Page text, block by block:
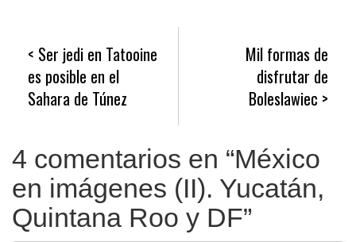
Navegación
de
entradas
Ser jedi en Tatooine
es posible en el
Sahara de Túnez
Mil formas de
disfrutar de
Boleslawiec
4 comentarios en “México
en imágenes (II). Yucatán,
Quintana Roo y DF”